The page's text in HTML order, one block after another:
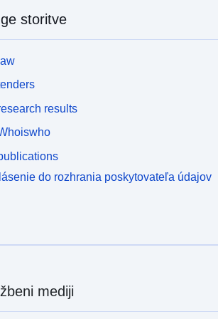
storitve
results
do rozhrania poskytovateľa údajov
mediji